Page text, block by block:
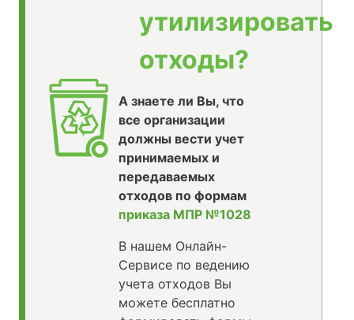
утилизировать
отходы?
А знаете ли Вы, что
все организации
должны вести учет
принимаемых и
передаваемых
отходов по формам
приказа МПР №1028
В нашем Онлайн-
Сервисе по ведению
учета отходов Вы
можете бесплатно